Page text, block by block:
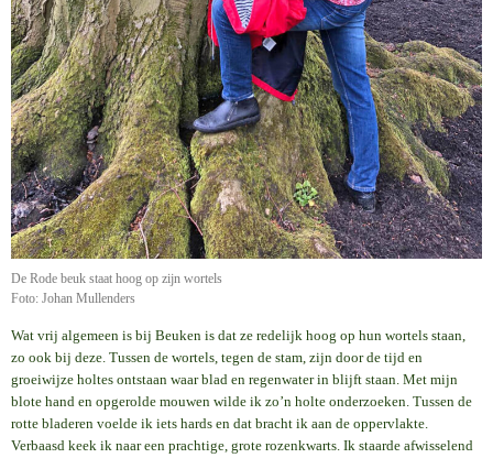
De Rode beuk staat hoog op zijn wortels
Foto: Johan Mullenders
Wat vrij algemeen is bij Beuken is dat ze redelijk hoog op hun wortels staan,
zo ook bij deze. Tussen de wortels, tegen de stam, zijn door de tijd en
groeiwijze holtes ontstaan waar blad en regenwater in blijft staan. Met mijn
blote hand en opgerolde mouwen wilde ik zo’n holte onderzoeken. Tussen de
rotte bladeren voelde ik iets hards en dat bracht ik aan de oppervlakte.
Verbaasd keek ik naar een prachtige, grote rozenkwarts. Ik staarde afwisselend